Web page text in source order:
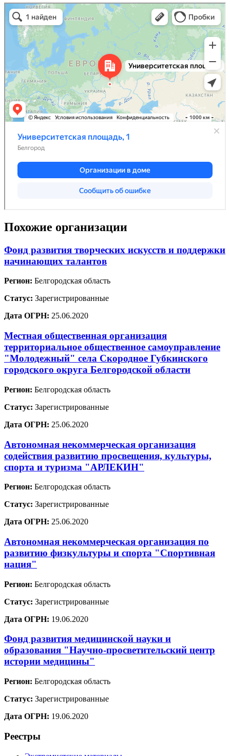
Похожие организации
Фонд развития творческих искусств и поддержки
начинающих талантов
Регион: Белгородская область
Статус: Зарегистрированные
Дата ОГРН: 25.06.2020
Местная общественная организация
территориальное общественное самоуправление
"Молодежный" села Скородное Губкинского
городского округа Белгородской области
Регион: Белгородская область
Статус: Зарегистрированные
Дата ОГРН: 25.06.2020
Автономная некоммерческая организация
содействия развитию просвещения, культуры,
спорта и туризма "АРЛЕКИН"
Регион: Белгородская область
Статус: Зарегистрированные
Дата ОГРН: 25.06.2020
Автономная некоммерческая организация по
развитию физкультуры и спорта "Спортивная
нация"
Регион: Белгородская область
Статус: Зарегистрированные
Дата ОГРН: 19.06.2020
Фонд развития медицинской науки и
образования "Научно-просветительский центр
истории медицины"
Регион: Белгородская область
Статус: Зарегистрированные
Дата ОГРН: 19.06.2020
Реестры